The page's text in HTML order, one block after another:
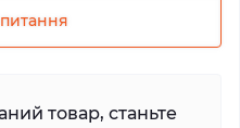
товар, станьте